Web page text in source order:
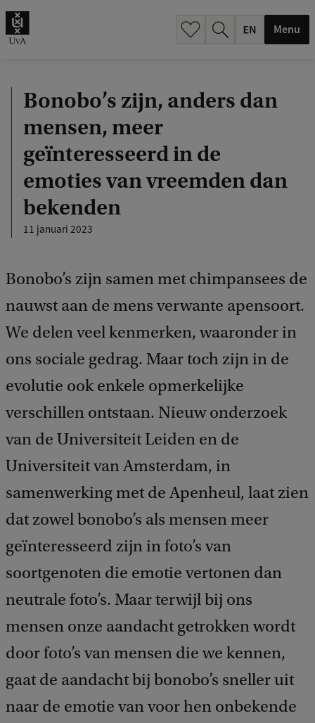
Menu
Bonobo’s zijn, anders dan
mensen, meer
geïnteresseerd in de
emoties van vreemden dan
bekenden
11 januari 2023
Bonobo’s zijn samen met chimpansees de
nauwst aan de mens verwante apensoort.
We delen veel kenmerken, waaronder in
ons sociale gedrag. Maar toch zijn in de
evolutie ook enkele opmerkelijke
verschillen ontstaan. Nieuw onderzoek
van de Universiteit Leiden en de
Universiteit van Amsterdam, in
samenwerking met de Apenheul, laat zien
dat zowel bonobo’s als mensen meer
geïnteresseerd zijn in foto’s van
soortgenoten die emotie vertonen dan
neutrale foto’s. Maar terwijl bij ons
mensen onze aandacht getrokken wordt
door foto’s van mensen die we kennen,
gaat de aandacht bij bonobo’s sneller uit
naar de emotie van voor hen onbekende